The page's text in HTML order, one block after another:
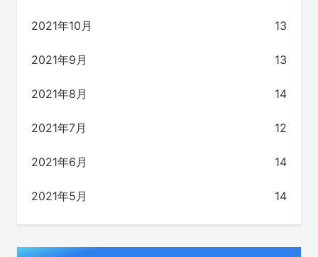
2021年10月 13
2021年9月 13
2021年8月 14
2021年7月 12
2021年6月 14
2021年5月 14